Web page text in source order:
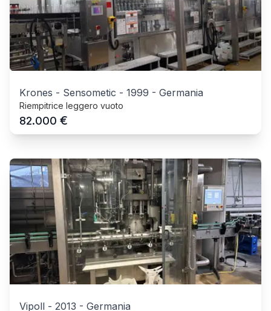
Krones - Sensometic - 1999 - Germania
Riempitrice leggero vuoto
82.000 €
Vipoll - 2013 - Germania